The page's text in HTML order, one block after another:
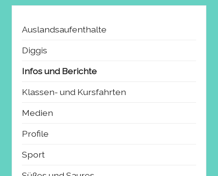
Auslandsaufenthalte
Diggis
Infos und Berichte
Klassen- und Kursfahrten
Medien
Profile
Sport